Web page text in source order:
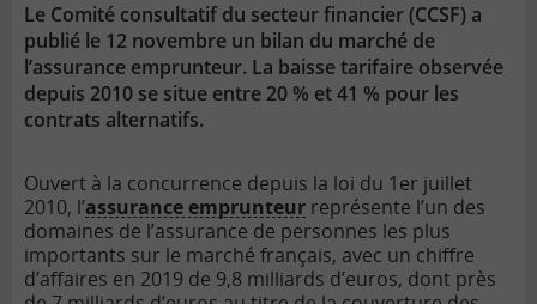
Le Comité consultatif du secteur financier (CCSF) a
publié le 12 novembre un bilan du marché de
l’assurance emprunteur. La baisse tarifaire observée
depuis 2010 se situe entre 20 % et 41 % pour les
contrats alternatifs.
Ouvert à la concurrence depuis la loi du 1er juillet
2010, l’assurance emprunteur représente l’un des
domaines de l’assurance de personnes les plus
importants sur le marché français, avec un chiffre
d’affaires en 2019 de 9,8 milliards d’euros, dont près